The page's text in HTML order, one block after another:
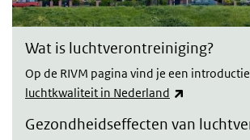
Wat is luchtverontreiniging?
Op de RIVM pagina vind je een
luchtkwaliteit in Nederland
Gezondheidseffecten van